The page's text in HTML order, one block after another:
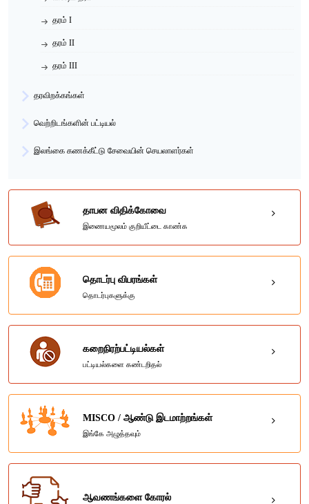
தரம் I
தரம் II
தரம் III
தரவிறக்கங்கள்
வெற்றிடங்களின் பட்டியல்
இலங்கை கணக்கீட்டு சேவையின் செயலாளர்கள்
தாபன விதிக்கோவை
இணையமூலம் குறியீட்டை காண்க
தொடர்பு விபரங்கள்
தொடர்புகளுக்கு
கறைநிரற்பட்டியல்கள்
பட்டியல்களை கண்டறிதல்
MISCO / ஆண்டு இடமாற்றங்கள்
இங்கே அழுத்தவும்
ஆவணங்களை கோரல்